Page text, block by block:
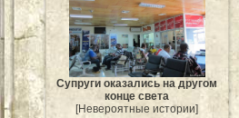
Супруги оказались на другом
конце света
[Невероятные истории]